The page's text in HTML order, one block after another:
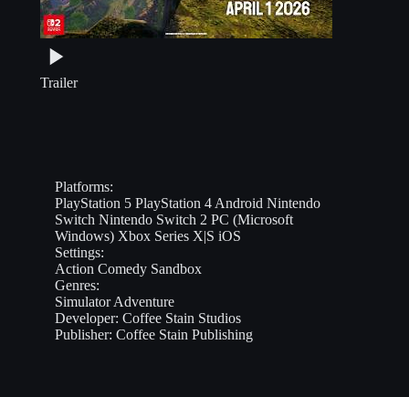
Trailer
Platforms:
PlayStation 5 PlayStation 4 Android Nintendo
Switch Nintendo Switch 2 PC (Microsoft
Windows) Xbox Series X|S iOS
Settings:
Action Comedy Sandbox
Genres:
SimulatorAdventure
Developer: Coffee Stain Studios
Publisher: Coffee Stain Publishing